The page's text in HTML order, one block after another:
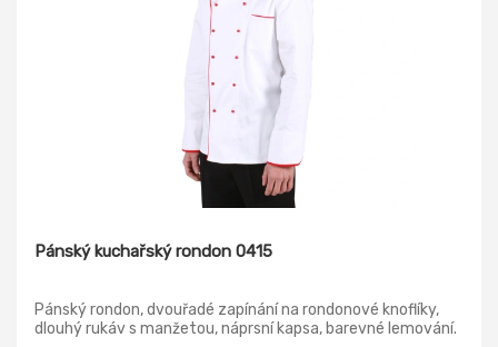
Pánský kuchařský rondon 0415
Pánský rondon, dvouřadé zapínání na rondonové knoflíky,
dlouhý rukáv s manžetou, náprsní kapsa, barevné lemování.